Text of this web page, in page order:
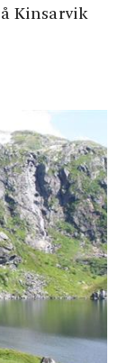
Kinsarvik